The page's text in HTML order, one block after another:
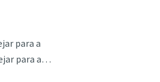
para a
para a…